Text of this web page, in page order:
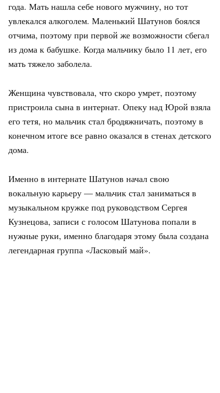
года. Мать нашла себе нового мужчину, но тот
увлекался алкоголем. Маленький Шатунов боялся
отчима, поэтому при первой же возможности сбегал
из дома к бабушке. Когда мальчику было 11 лет, его
мать тяжело заболела.
Женщина чувствовала, что скоро умрет, поэтому
пристроила сына в интернат. Опеку над Юрой взяла
его тетя, но мальчик стал бродяжничать, поэтому в
конечном итоге все равно оказался в стенах детского
дома.
Именно в интернате Шатунов начал свою
вокальную карьеру — мальчик стал заниматься в
музыкальном кружке под руководством Сергея
Кузнецова, записи с голосом Шатунова попали в
нужные руки, именно благодаря этому была создана
легендарная группа «Ласковый май».